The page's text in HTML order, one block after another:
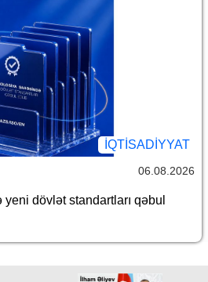
İQTİSADİYYAT
06.08.2026
dövlət standartları qəbul